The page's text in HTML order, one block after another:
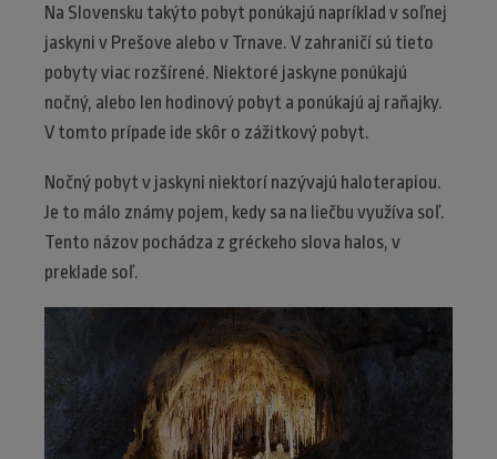
Na Slovensku takýto pobyt ponúkajú napríklad v soľnej
jaskyni v Prešove alebo v Trnave. V zahraničí sú tieto
pobyty viac rozšírené. Niektoré jaskyne ponúkajú
nočný, alebo len hodinový pobyt a ponúkajú aj raňajky.
V tomto prípade ide skôr o zážitkový pobyt.
Nočný pobyt v jaskyni niektorí nazývajú haloterapiou.
Je to málo známy pojem, kedy sa na liečbu využíva soľ.
Tento názov pochádza z gréckeho slova halos, v
preklade soľ.